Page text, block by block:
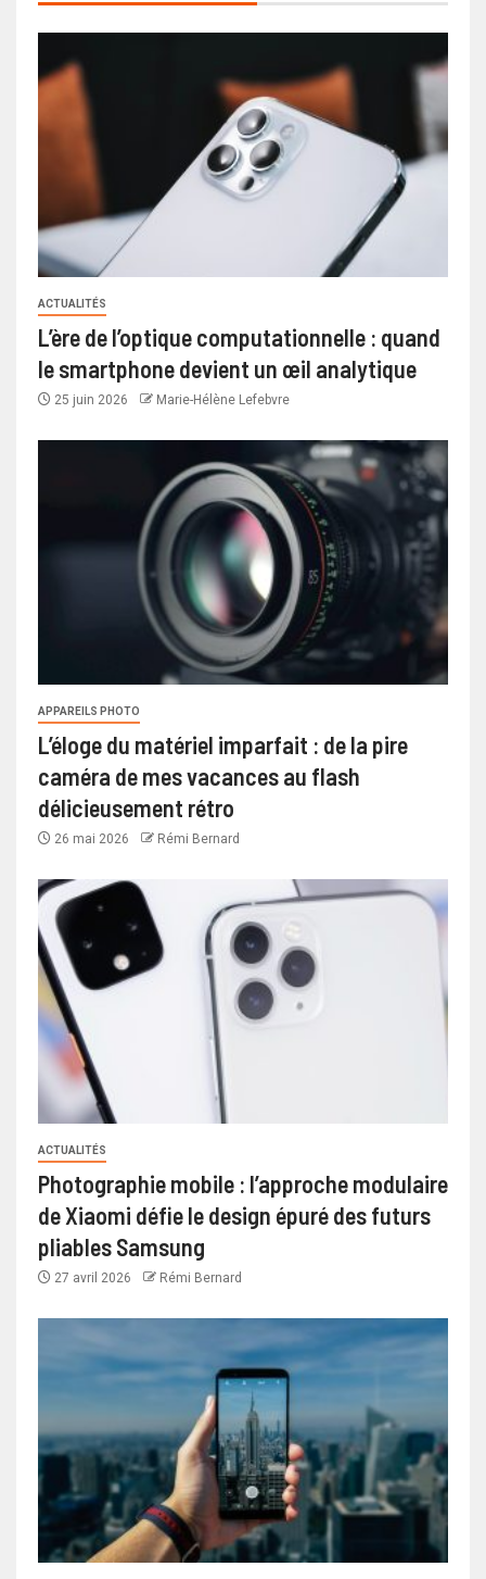
ACTUALITÉS
L’ère de l’optique computationnelle : quand
le smartphone devient un œil analytique
25 juin 2026 Marie-Hélène Lefebvre
APPAREILS PHOTO
L’éloge du matériel imparfait : de la pire
caméra de mes vacances au flash
délicieusement rétro
26 mai 2026 Rémi Bernard
ACTUALITÉS
Photographie mobile : l’approche modulaire
de Xiaomi défie le design épuré des futurs
pliables Samsung
27 avril 2026 Rémi Bernard